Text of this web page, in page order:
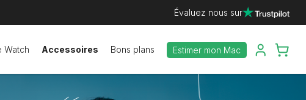
Évaluez nous sur
Watch Accessoires Bons plans Estimer mon Mac